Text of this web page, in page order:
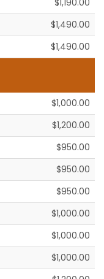
$1,190.00
$1,490.00
$1,490.00
$1,000.00
$1,200.00
$950.00
$950.00
$950.00
$1,000.00
$1,000.00
$1,000.00